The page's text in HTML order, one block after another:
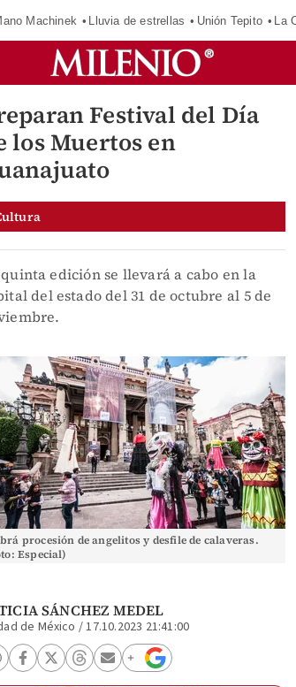
Machinek Lluvia de estrellas Unión Tepito La
Festival del Día
los Muertos en
edición se llevará a cabo en la
del estado del 31 de octubre al 5 de
procesión de angelitos y desfile de calaveras.
Especial)
SÁNCHEZ MEDEL
de México /17.10.2023 21:41:00